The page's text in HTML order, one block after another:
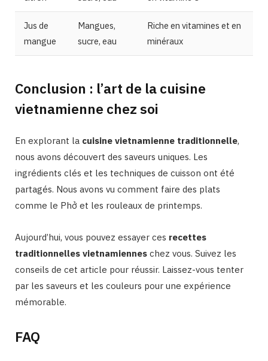
Jus de
mangue
Mangues,
sucre, eau
Riche en vitamines et en
minéraux
Conclusion : l’art de la cuisine
vietnamienne chez soi
En explorant la cuisine vietnamienne traditionnelle,
nous avons découvert des saveurs uniques. Les
ingrédients clés et les techniques de cuisson ont été
partagés. Nous avons vu comment faire des plats
comme le Phở et les rouleaux de printemps.
Aujourd’hui, vous pouvez essayer ces recettes
traditionnelles vietnamiennes chez vous. Suivez les
conseils de cet article pour réussir. Laissez-vous tenter
par les saveurs et les couleurs pour une expérience
mémorable.
FAQ